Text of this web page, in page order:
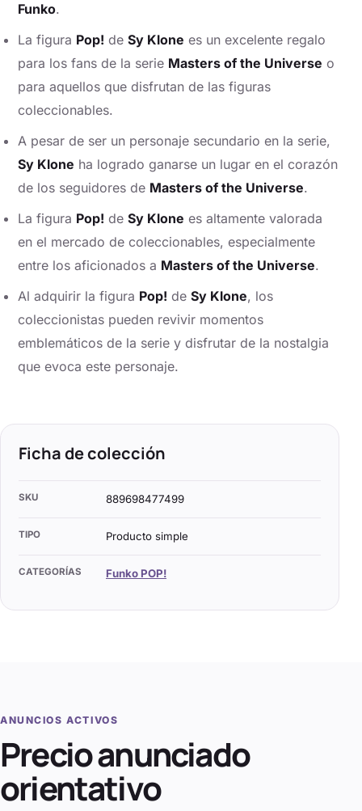
Funko.
La figura Pop! de Sy Klone es un excelente regalo
para los fans de la serie Masters of the Universe o
para aquellos que disfrutan de las figuras
coleccionables.
A pesar de ser un personaje secundario en la serie,
Sy Klone ha logrado ganarse un lugar en el corazón
de los seguidores de Masters of the Universe.
La figura Pop! de Sy Klone es altamente valorada
en el mercado de coleccionables, especialmente
entre los aficionados a Masters of the Universe.
Al adquirir la figura Pop! de Sy Klone, los
coleccionistas pueden revivir momentos
emblemáticos de la serie y disfrutar de la nostalgia
que evoca este personaje.
Ficha de colección
SKU 889698477499
TIPO Producto simple
CATEGORÍAS Funko POP!
ANUNCIOS ACTIVOS
Precio anunciado
orientativo